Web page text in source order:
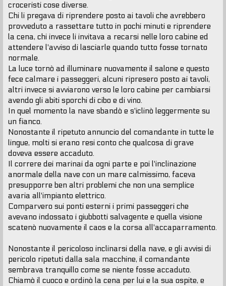
croceristi cose diverse.
Chi li pregava di riprendere posto ai tavoli che avrebbero
provveduto a rassettare tutto in pochi minuti e riprendere
la cena, chi invece li invitava a recarsi nelle loro cabine ed
attendere l'avviso di lasciarle quando tutto fosse tornato
normale.
La luce tornò ad illuminare nuovamente il salone e questo
fece calmare i passeggeri, alcuni ripresero posto ai tavoli,
altri invece si avviarono verso le loro cabine per cambiarsi
avendo gli abiti sporchi di cibo e di vino.
In quel momento la nave sbandò e s'iclinò leggermente su
un fianco.
Nonostante il ripetuto annuncio del comandante in tutte le
lingue, molti si erano resi conto che qualcosa di grave
doveva essere accaduto.
Il correre dei marinai da ogni parte e poi l'inclinazione
anormale della nave con un mare calmissimo, faceva
presupporre ben altri problemi che non una semplice
avaria all'impianto elettrico.
Comparvero sui ponti esterni i primi passeggeri che
avevano indossato i giubbotti salvagente e quella visione
scatenò nuovamente il caos e la corsa all'accaparramento.
Nonostante il pericoloso inclinarsi della nave, e gli avvisi di
pericolo ripetuti dalla sala macchine, il comandante
sembrava tranquillo come se niente fosse accaduto.
Chiamò il cuoco e ordinò la cena per lui e la sua ospite, e